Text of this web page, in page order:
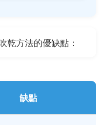
乾方法的優缺點：
缺點